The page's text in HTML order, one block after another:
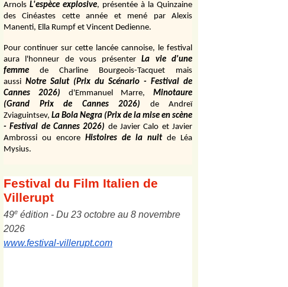
Arnols L'espèce explosive, présentée à la Quinzaine
des Cinéastes cette année et mené par Alexis
Manenti, Ella Rumpf et Vincent Dedienne.
Pour continuer sur cette lancée cannoise, le festival
aura l'honneur de vous présenter
La vie d'une
femme
de Charline Bourgeois-Tacquet
mais
aussi Notre Salut (Prix du Scénario - Festival de
Cannes 2026)
d'Emmanuel Marre,
Minotaure
(Grand Prix de Cannes 2026)
de Andreï
Zviaguintsev, La Bola Negra (Prix de la mise en scène
- Festival de Cannes 2026) de Javier Calo et Javier
Ambrossi ou encore Histoires de la nuit de Léa
Mysius.
Festival du Film Italien de
Villerupt
49e édition - Du 23 octobre au 8 novembre
2026
www.festival-villerupt.com